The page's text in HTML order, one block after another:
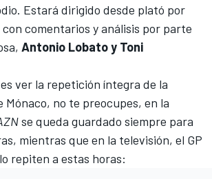
Estará dirigido desde plató por
con comentarios y análisis por parte
, Antonio Lobato y Toni
ver la repetición íntegra de la
Mónaco, no te preocupes, en la
se queda guardado siempre para
mientras que en la televisión, el GP
repiten a estas horas: